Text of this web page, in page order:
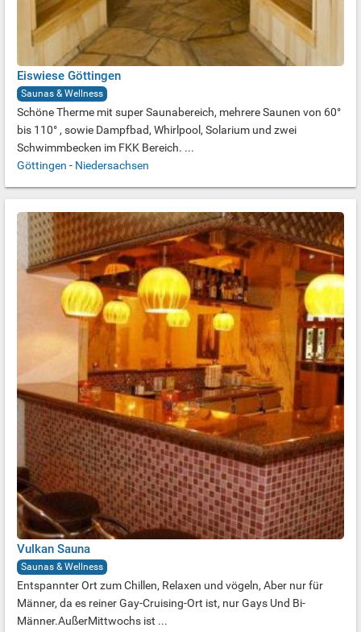
Eiswiese Göttingen
Saunas & Wellness
Schöne Therme mit super Saunabereich, mehrere Saunen von 60°
bis 110° , sowie Dampfbad, Whirlpool, Solarium und zwei
Schwimmbecken im FKK Bereich. ...
Göttingen - Niedersachsen
Vulkan Sauna
Saunas & Wellness
Entspannter Ort zum Chillen, Relaxen und vögeln, Aber nur für
Männer, da es reiner Gay-Cruising-Ort ist, nur Gays Und Bi-
Männer.AußerMittwochs ist ...